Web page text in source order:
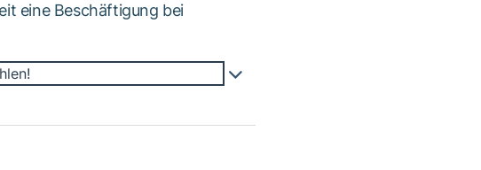
eine Beschäftigung bei